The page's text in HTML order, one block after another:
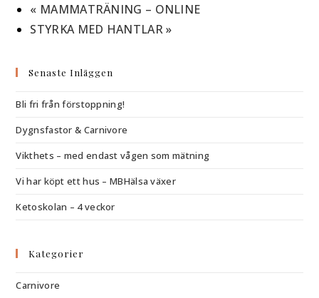
« MAMMATRÄNING – ONLINE
STYRKA MED HANTLAR»
Senaste Inläggen
Bli fri från förstoppning!
Dygnsfastor & Carnivore
Vikthets – med endast vågen som mätning
Vi har köpt ett hus – MBHälsa växer
Ketoskolan – 4 veckor
Kategorier
Carnivore